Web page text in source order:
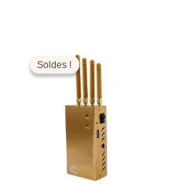
Soldes !
Soldes !
initial
était :
399,00€.
actuel
est :
169,99€.